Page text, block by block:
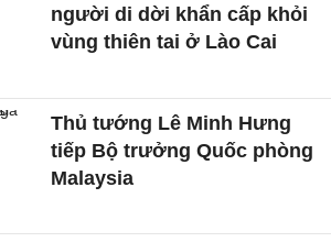
người di dời khẩn cấp khỏi
vùng thiên tai ở Lào Cai
Thủ tướng Lê Minh Hưng
tiếp Bộ trưởng Quốc phòng
Malaysia